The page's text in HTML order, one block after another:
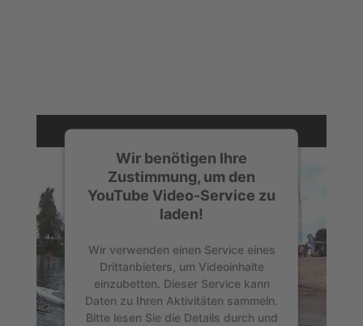
Wir benötigen Ihre
Zustimmung, um den
YouTube Video-Service zu
laden!
Wir verwenden einen Service eines
Drittanbieters, um Videoinhalte
einzubetten. Dieser Service kann
Daten zu Ihren Aktivitäten sammeln.
Bitte lesen Sie die Details durch und